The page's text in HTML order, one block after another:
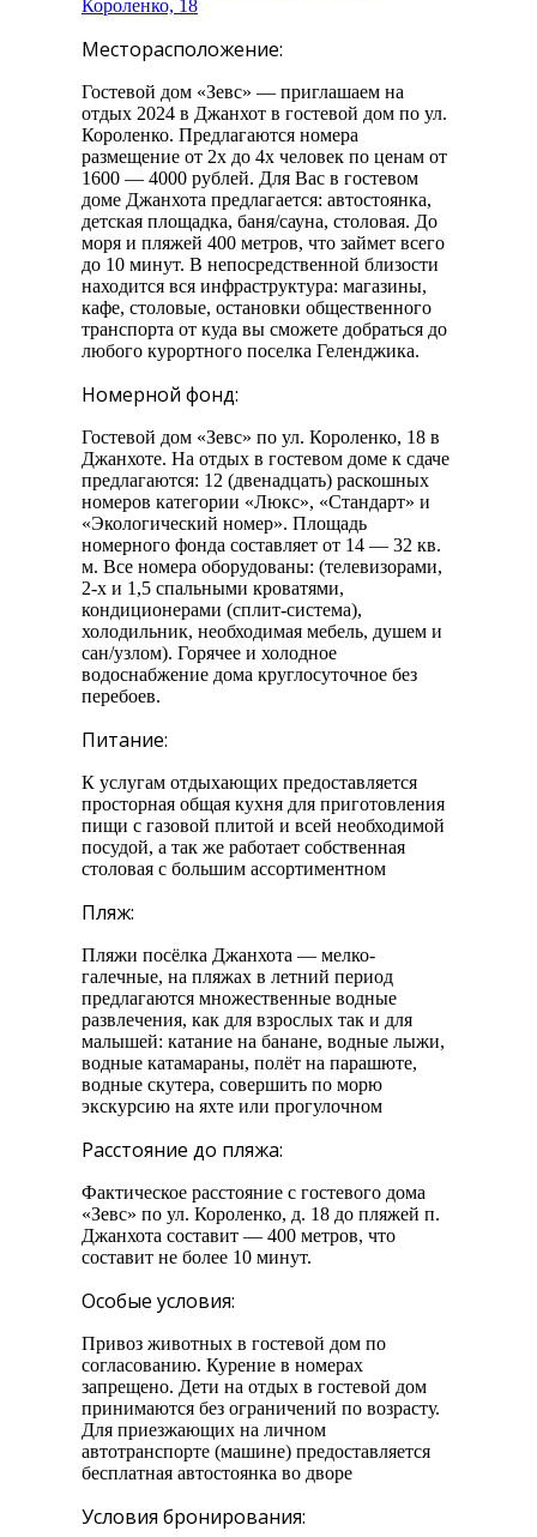
Месторасположение:
Гостевой дом «Зевс» — приглашаем на
отдых 2024 в Джанхот в гостевой дом по ул.
Короленко. Предлагаются номера
размещение от 2х до 4х человек по ценам от
1600 — 4000 рублей. Для Вас в гостевом
доме Джанхота предлагается: автостоянка,
детская площадка, баня/сауна, столовая. До
моря и пляжей 400 метров, что займет всего
до 10 минут. В непосредственной близости
находится вся инфраструктура: магазины,
кафе, столовые, остановки общественного
транспорта от куда вы сможете добраться до
любого курортного поселка Геленджика.
Номерной фонд:
Гостевой дом «Зевс» по ул. Короленко, 18 в
Джанхоте. На отдых в гостевом доме к сдаче
предлагаются: 12 (двенадцать) раскошных
номеров категории «Люкс», «Стандарт» и
«Экологический номер». Площадь
номерного фонда составляет от 14 — 32 кв.
м. Все номера оборудованы: (телевизорами,
2-х и 1,5 спальными кроватями,
кондиционерами (сплит-система),
холодильник, необходимая мебель, душем и
сан/узлом). Горячее и холодное
водоснабжение дома круглосуточное без
перебоев.
Питание:
К услугам отдыхающих предоставляется
просторная общая кухня для приготовления
пищи с газовой плитой и всей необходимой
посудой, а так же работает собственная
столовая с большим ассортиментном
Пляж:
Пляжи посёлка Джанхота — мелко-
галечные, на пляжах в летний период
предлагаются множественные водные
развлечения, как для взрослых так и для
малышей: катание на банане, водные лыжи,
водные катамараны, полёт на парашюте,
водные скутера, совершить по морю
экскурсию на яхте или прогулочном
Расстояние до пляжа:
Фактическое расстояние с гостевого дома
«Зевс» по ул. Короленко, д. 18 до пляжей п.
Джанхота составит — 400 метров, что
составит не более 10 минут.
Особые условия:
Привоз животных в гостевой дом по
согласованию. Курение в номерах
запрещено. Дети на отдых в гостевой дом
принимаются без ограничений по возрасту.
Для приезжающих на личном
автотранспорте (машине) предоставляется
бесплатная автостоянка во дворе
Условия бронирования: